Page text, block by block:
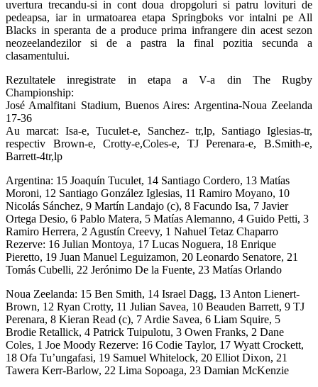
uvertura trecandu-si in cont doua dropgoluri si patru lovituri de
pedeapsa, iar in urmatoarea etapa Springboks vor intalni pe All
Blacks in speranta de a produce prima infrangere din acest sezon
neozeelandezilor si de a pastra la final pozitia secunda a
clasamentului.
Rezultatele inregistrate in etapa a V-a din The Rugby
Championship:
José Amalfitani Stadium, Buenos Aires: Argentina-Noua Zeelanda
17-36
Au marcat: Isa-e, Tuculet-e, Sanchez- tr,lp, Santiago Iglesias-tr,
respectiv Brown-e, Crotty-e,Coles-e, TJ Perenara-e, B.Smith-e,
Barrett-4tr,lp
Argentina: 15 Joaquín Tuculet, 14 Santiago Cordero, 13 Matías
Moroni, 12 Santiago González Iglesias, 11 Ramiro Moyano, 10
Nicolás Sánchez, 9 Martín Landajo (c), 8 Facundo Isa, 7 Javier
Ortega Desio, 6 Pablo Matera, 5 Matías Alemanno, 4 Guido Petti, 3
Ramiro Herrera, 2 Agustín Creevy, 1 Nahuel Tetaz Chaparro
Rezerve: 16 Julian Montoya, 17 Lucas Noguera, 18 Enrique
Pieretto, 19 Juan Manuel Leguizamon, 20 Leonardo Senatore, 21
Tomás Cubelli, 22 Jerónimo De la Fuente, 23 Matías Orlando
Noua Zeelanda: 15 Ben Smith, 14 Israel Dagg, 13 Anton Lienert-
Brown, 12 Ryan Crotty, 11 Julian Savea, 10 Beauden Barrett, 9 TJ
Perenara, 8 Kieran Read (c), 7 Ardie Savea, 6 Liam Squire, 5
Brodie Retallick, 4 Patrick Tuipulotu, 3 Owen Franks, 2 Dane
Coles, 1 Joe Moody Rezerve: 16 Codie Taylor, 17 Wyatt Crockett,
18 Ofa Tu’ungafasi, 19 Samuel Whitelock, 20 Elliot Dixon, 21
Tawera Kerr-Barlow, 22 Lima Sopoaga, 23 Damian McKenzie